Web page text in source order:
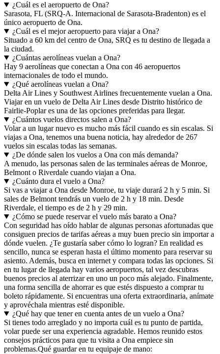
¿Cuál es el aeropuerto de Ona?
Sarasota, FL (SRQ-A. Internacional de Sarasota-Bradenton) es el
único aeropuerto de Ona.
¿Cuál es el mejor aeropuerto para viajar a Ona?
Situado a 60 km del centro de Ona, SRQ es tu destino de llegada a
la ciudad.
¿Cuántas aerolíneas vuelan a Ona?
Hay 9 aerolíneas que conectan a Ona con 46 aeropuertos
internacionales de todo el mundo.
¿Qué aerolíneas vuelan a Ona?
Delta Air Lines y Southwest Airlines frecuentemente vuelan a Ona.
Viajar en un vuelo de Delta Air Lines desde Distrito histórico de
Fairlie-Poplar es una de las opciones preferidas para llegar.
¿Cuántos vuelos directos salen a Ona?
Volar a un lugar nuevo es mucho más fácil cuando es sin escalas. Si
viajas a Ona, tenemos una buena noticia, hay alrededor de 267
vuelos sin escalas todas las semanas.
¿De dónde salen los vuelos a Ona con más demanda?
A menudo, las personas salen de las terminales aéreas de Monroe,
Belmont o Riverdale cuando viajan a Ona.
¿Cuánto dura el vuelo a Ona?
Si vas a viajar a Ona desde Monroe, tu viaje durará 2 h y 5 min. Si
sales de Belmont tendrás un vuelo de 2 h y 18 min. Desde
Riverdale, el tiempo es de 2 h y 29 min.
¿Cómo se puede reservar el vuelo más barato a Ona?
Con seguridad has oído hablar de algunas personas afortunadas que
consiguen precios de tarifas aéreas a muy buen precio sin importar a
dónde vuelen. ¿Te gustaría saber cómo lo logran? En realidad es
sencillo, nunca se esperan hasta el último momento para reservar su
asiento. Además, busca en internet y compara todas las opciones. Si
en tu lugar de llegada hay varios aeropuertos, tal vez descubras
buenos precios al aterrizar en uno un poco más alejado. Finalmente,
una forma sencilla de ahorrar es que estés dispuesto a comprar tu
boleto rápidamente. Si encuentras una oferta extraordinaria, anímate
y aprovéchala mientras esté disponible.
¿Qué hay que tener en cuenta antes de un vuelo a Ona?
Si tienes todo arreglado y no importa cuál es tu punto de partida,
volar puede ser una experiencia agradable. Hemos reunido estos
consejos prácticos para que tu visita a Ona empiece sin
problemas.Qué guardar en tu equipaje de mano: